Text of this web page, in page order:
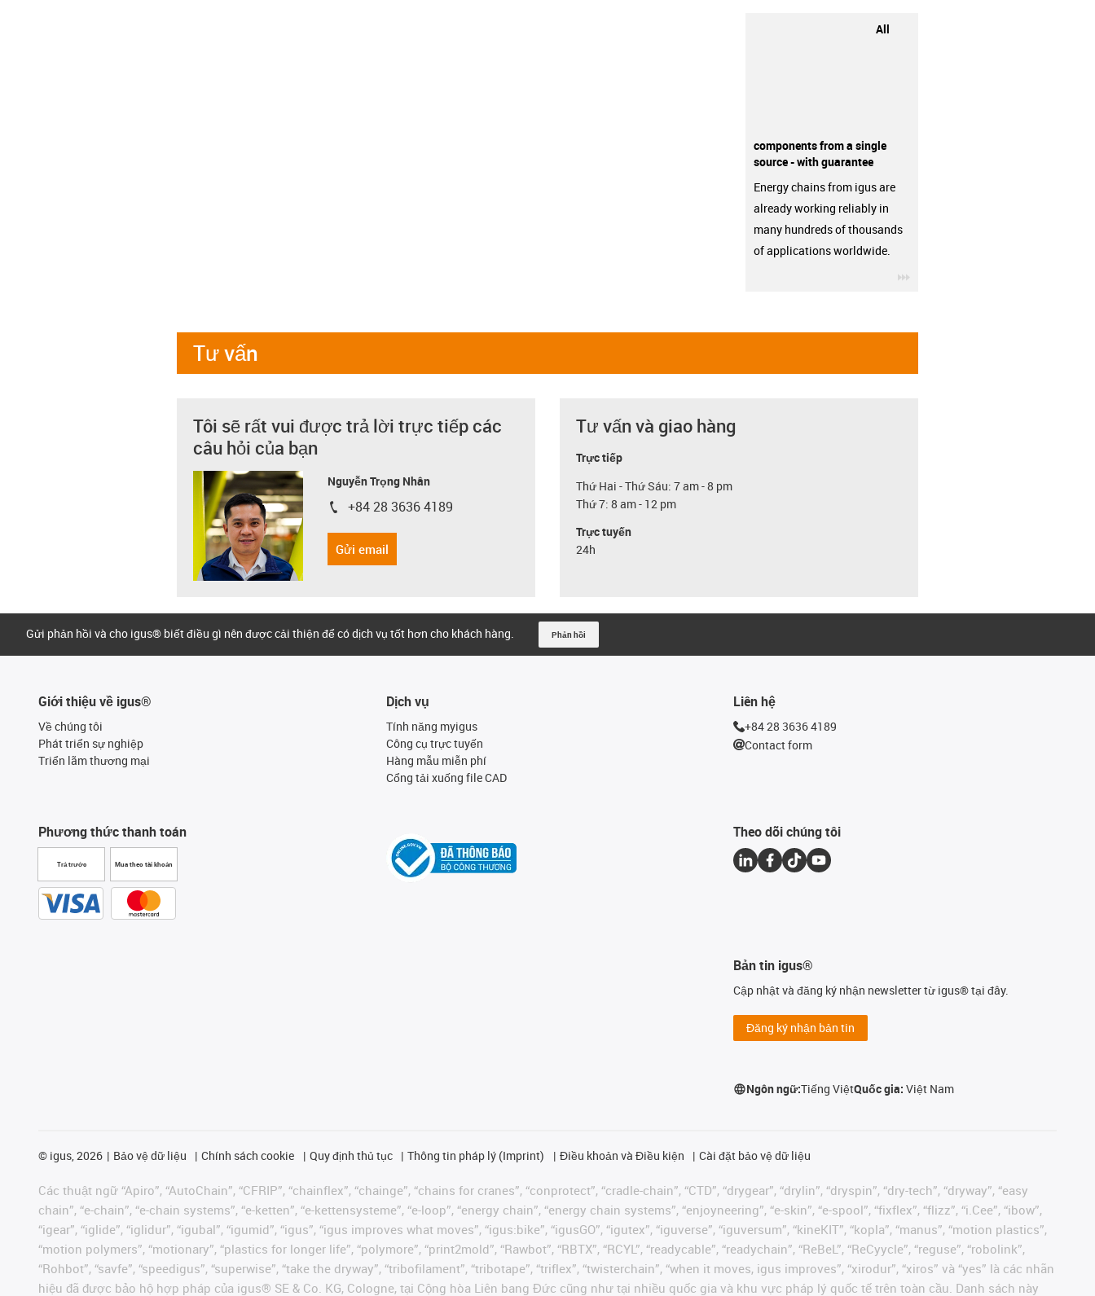
All
components from a single
source - with guarantee
Energy chains from igus are
already working reliably in
many hundreds of thousands
of applications worldwide.
Tư vấn
Tôi sẽ rất vui được trả lời trực tiếp các
câu hỏi của bạn
Nguyễn Trọng Nhân
igus-icon-phone
+84 28 3636 4189
Gửi email
Tư vấn và giao hàng
Trực tiếp
Thứ Hai - Thứ Sáu: 7 am - 8 pm
Thứ 7: 8 am - 12 pm
Trực tuyến
24h
Gửi phản hồi và cho igus® biết điều gì nên được cải thiện để có dịch vụ tốt hơn cho khách hàng. Phản hồi
Giới thiệu về igus®
Về chúng tôi
Phát triển sự nghiệp
Triển lãm thương mại
Phương thức thanh toán
Trả trước Mua theo tài khoản
Dịch vụ
Tính năng myigus
Công cụ trực tuyến
Hàng mẫu miễn phí
Cổng tải xuống file CAD
Liên hệ
+84 28 3636 4189
Contact form
Theo dõi chúng tôi
Bản tin igus®
Cập nhật và đăng ký nhận newsletter từ igus® tại đây.
Đăng ký nhận bản tin
Ngôn ngữ:Tiếng ViệtQuốc gia:Việt Nam
© igus, 2026 Bảo vệ dữ liệu Chính sách cookie Quy định thủ tục Thông tin pháp lý (Imprint) Điều khoản và Điều kiện Cài đặt bảo vệ dữ liệu
Các thuật ngữ “Apiro”, “AutoChain”, “CFRIP”, “chainflex”, “chainge”, “chains for cranes”, “conprotect”, “cradle-chain”, “CTD”, “drygear”, “drylin”, “dryspin”, “dry-tech”, “dryway”, “easy
chain”, “e-chain”, “e-chain systems”, “e-ketten”, “e-kettensysteme”, “e-loop”, “energy chain”, “energy chain systems”, “enjoyneering”, “e-skin”, “e-spool”, “fixflex”, “flizz”, “i.Cee”, “ibow”,
“igear”, “iglide”, “iglidur”, “igubal”, “igumid”, “igus”, “igus improves what moves”, “igus:bike”, “igusGO”, “igutex”, “iguverse”, “iguversum”, “kineKIT”, “kopla”, “manus”, “motion plastics”,
“motion polymers”, “motionary”, “plastics for longer life”, “polymore”, “print2mold”, “Rawbot”, “RBTX”, “RCYL”, “readycable”, “readychain”, “ReBeL”, “ReCyycle”, “reguse”, “robolink”,
“Rohbot”, “savfe”, “speedigus”, “superwise”, “take the dryway”, “tribofilament”, “tribotape”, “triflex”, “twisterchain”, “when it moves, igus improves”, “xirodur”, “xiros” và “yes” là các nhãn
hiệu đã được bảo hộ hợp pháp của igus® SE & Co. KG, Cologne, tại Cộng hòa Liên bang Đức cũng như tại nhiều quốc gia và khu vực pháp lý quốc tế trên toàn cầu. Danh sách này